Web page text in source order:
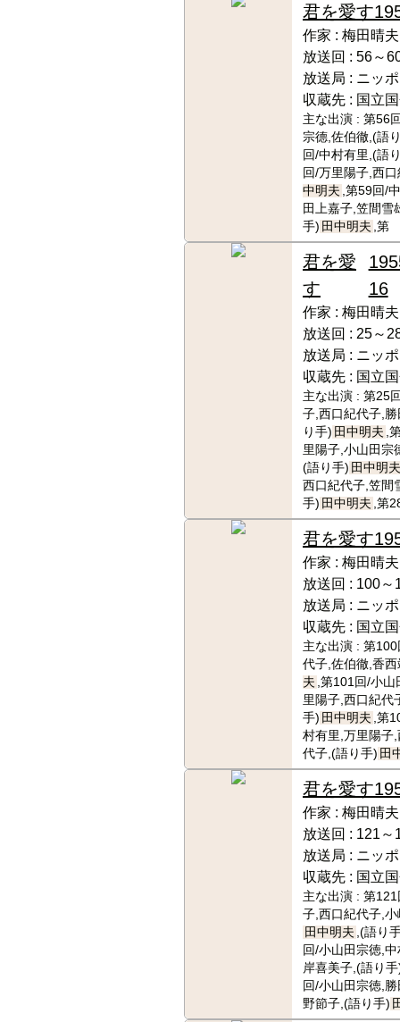
君を愛す
作家 : 梅田晴夫
放送回 : 56～
放送局 : ニッ
収蔵先 : 国立
主な出演 : 第56
宗德,佐伯徹,(語
回/中村有里,(語
回/万里陽子,西
中明夫 ,第59回/
田上嘉子,笠間雪
手) 田中明夫 ,第
君を愛
す
16
作家 : 梅田晴夫
放送回 : 25～
放送局 : ニッ
収蔵先 : 国立
主な出演 : 第25
子,西口紀代子,
り手) 田中明夫 ,
里陽子,小山田宗
(語り手) 田中明夫
西口紀代子,笠間
手) 田中明夫 ,第
君を愛す
作家 : 梅田晴夫
放送回 : 100～
放送局 : ニッ
収蔵先 : 国立
主な出演 : 第100
代子,佐伯徹,香
夫 ,第101回/小
里陽子,西口紀代
手) 田中明夫 ,第
村有里,万里陽子
代子,(語り手) 田
君を愛す
作家 : 梅田晴夫
放送回 : 121～
放送局 : ニッ
収蔵先 : 国立
主な出演 : 第121
子,西口紀代子,
田中明夫 ,(語り
回/小山田宗徳,
岸喜美子,(語り
回/小山田宗徳,
野節子,(語り手)